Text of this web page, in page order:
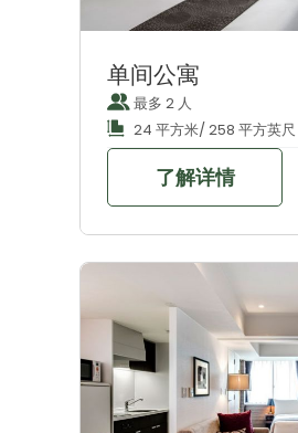
单间公寓
最多 2 人
24 平方米/ 258 平方英尺
了解详情